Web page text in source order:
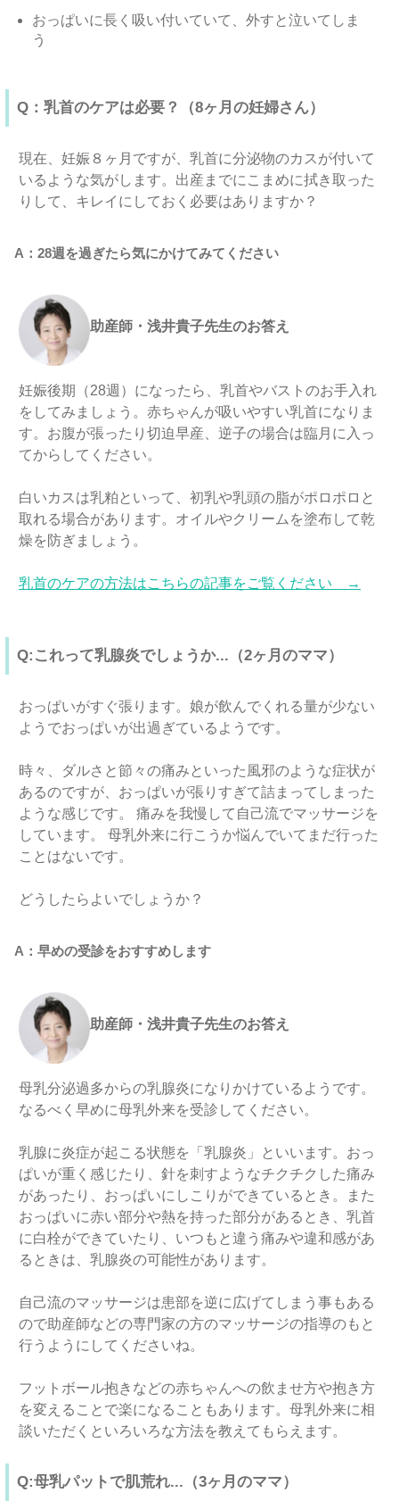
おっぱいに長く吸い付いていて、外すと泣いてしま
う
Q：乳首のケアは必要？（8ヶ月の妊婦さん）
現在、妊娠８ヶ月ですが、乳首に分泌物のカスが付いて
いるような気がします。出産までにこまめに拭き取った
りして、キレイにしておく必要はありますか？
A：28週を過ぎたら気にかけてみてください
助産師・浅井貴子先生のお答え
妊娠後期（28週）になったら、乳首やバストのお手入れ
をしてみましょう。赤ちゃんが吸いやすい乳首になりま
す。お腹が張ったり切迫早産、逆子の場合は臨月に入っ
てからしてください。
白いカスは乳粕といって、初乳や乳頭の脂がポロポロと
取れる場合があります。オイルやクリームを塗布して乾
燥を防ぎましょう。
乳首のケアの方法はこちらの記事をご覧ください →
Q:これって乳腺炎でしょうか...（2ヶ月のママ）
おっぱいがすぐ張ります。娘が飲んでくれる量が少ない
ようでおっぱいが出過ぎているようです。
時々、ダルさと節々の痛みといった風邪のような症状が
あるのですが、おっぱいが張りすぎて詰まってしまった
ような感じです。 痛みを我慢して自己流でマッサージを
しています。 母乳外来に行こうか悩んでいてまだ行った
ことはないです。
どうしたらよいでしょうか？
A：早めの受診をおすすめします
助産師・浅井貴子先生のお答え
母乳分泌過多からの乳腺炎になりかけているようです。
なるべく早めに母乳外来を受診してください。
乳腺に炎症が起こる状態を「乳腺炎」といいます。おっ
ぱいが重く感じたり、針を刺すようなチクチクした痛み
があったり、おっぱいにしこりができているとき。また
おっぱいに赤い部分や熱を持った部分があるとき、乳首
に白栓ができていたり、いつもと違う痛みや違和感があ
るときは、乳腺炎の可能性があります。
自己流のマッサージは患部を逆に広げてしまう事もある
ので助産師などの専門家の方のマッサージの指導のもと
行うようにしてくださいね。
フットボール抱きなどの赤ちゃんへの飲ませ方や抱き方
を変えることで楽になることもあります。母乳外来に相
談いただくといろいろな方法を教えてもらえます。
Q:母乳パットで肌荒れ...（3ヶ月のママ）